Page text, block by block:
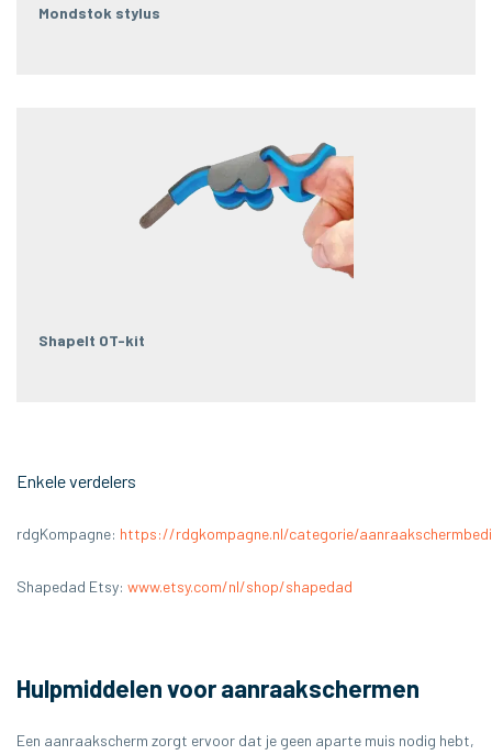
Mondstok stylus
ShapeIt OT-kit
Enkele verdelers
rdgKompagne: https://rdgkompagne.nl/categorie/
Shapedad Etsy: www.etsy.com/nl/shop/shapedad
Hulpmiddelen voor aanraakschermen
Een aanraakscherm zorgt ervoor dat je geen aparte muis nodig hebt,